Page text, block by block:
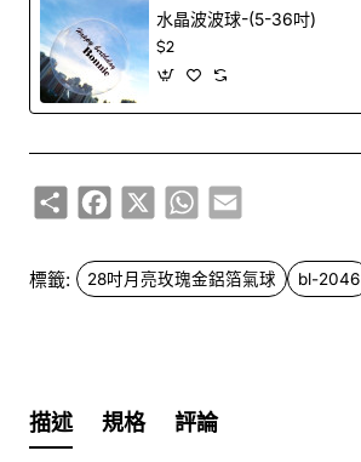
水晶波波球-(5-36吋)
$2
ShareFacebook
X WhatsApp
Email
標籤: 28吋月亮玫瑰金鋁箔氣球 bl-2046
描述 規格 評論